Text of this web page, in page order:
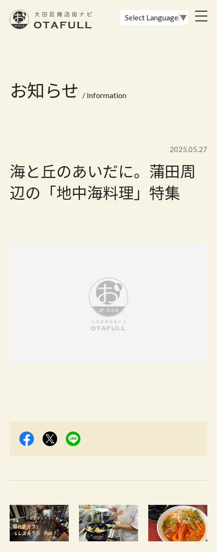
Select Language ▼
お知らせ / Information
2025.05.27
海と丘のあいだに。蒲田周
辺の「地中海料理」特集